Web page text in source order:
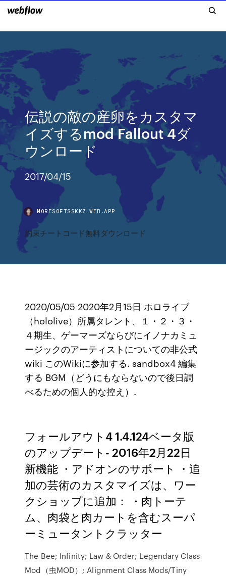
伝説の敵の産卵をカスタマ
イズするmod Fallout 4ダ
ウンロード
2017/04/15
MORESOFTSSKKZ.WEB.APP
約束チートコード無料ダウンロード
2020/05/05 2020年2月15日 ホロライブ
（hololive）所属タレント、１・２・３・
４期生、ゲーマーズならびにイノナカミュ
ージックのアーティストについての非公式
wiki このWikiに参加する. sandbox4 編集
する BGM（どうにもならないので後日調
べるための個人的な控え）.
フォールアウト4 1.4.124ベータ版
のアップデート- 2016年2月22日
新機能 ・アドオンのサポート ・追
加の芸術のカスタマイズは、ワー
クショップに追加： ・肉トーテ
ム、肉袋と肉カートを含むスーパ
ーミュータントクラッター
The Bee; Infinity; Law & Order; Legendary Class
Mod（虫MOD）; Alignment Class Mods/Tiny